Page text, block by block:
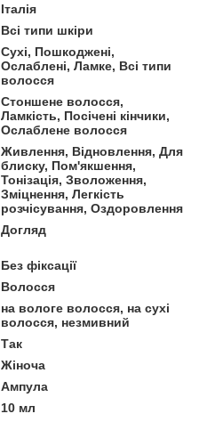
Італія
Всі типи шкіри
Сухі, Пошкоджені,
Ослаблені, Ламке, Всі типи
волосся
Стоншене волосся,
Ламкість, Посічені кінчики,
Ослаблене волосся
Живлення, Відновлення, Для
блиску, Пом'якшення,
Тонізація, Зволоження,
Зміцнення, Легкість
розчісування, Оздоровлення
Догляд
Без фіксації
Волосся
на вологе волосся, на сухі
волосся, незмивний
Так
Жіноча
Ампула
10 мл